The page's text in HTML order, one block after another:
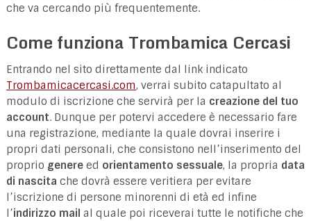
che va cercando più frequentemente.
Come funziona Trombamica Cercasi
Entrando nel sito direttamente dal link indicato
Trombamicacercasi.com, verrai subito catapultato al
modulo di iscrizione che servirà per la creazione del tuo
account. Dunque per potervi accedere è necessario fare
una registrazione, mediante la quale dovrai inserire i
propri dati personali, che consistono nell’inserimento del
proprio genereed orientamento sessuale, la propria data
di nascita che dovrà essere veritiera per evitare
l’iscrizione di persone minorenni di età ed infine
l’indirizzo mail al quale poi riceverai tutte le notifiche che